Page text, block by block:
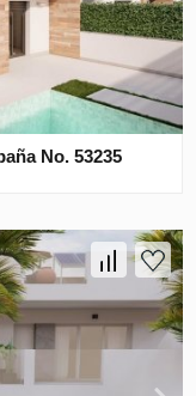
No. 53235